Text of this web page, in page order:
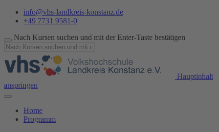
info@vhs-landkreis-konstanz.de
+49 7731 9581-0
Nach Kursen suchen und mit der Enter-Taste bestätigen
Hauptinhalt
anspringen
Home
Programm